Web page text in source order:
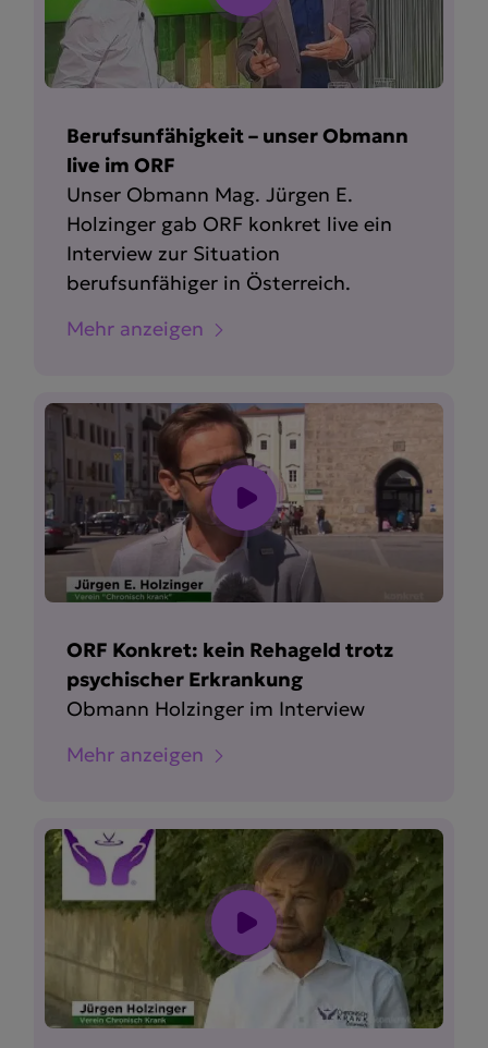
Berufsunfähigkeit – unser Obmann
live im ORF
Unser Obmann Mag. Jürgen E.
Holzinger gab ORF konkret live ein
Interview zur Situation
berufsunfähiger in Österreich.
Mehr anzeigen
ORF Konkret: kein Rehageld trotz
psychischer Erkrankung
Obmann Holzinger im Interview
Mehr anzeigen